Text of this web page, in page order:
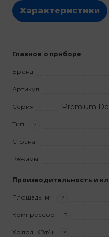
Характеристики
Главное о приборе
Бренд
Артикул
Серия Premium
Тип ?
Страна
Режимы
Производительность и
Площадь, м² ?
Компрессор ?
Холод, КВт/ч ?